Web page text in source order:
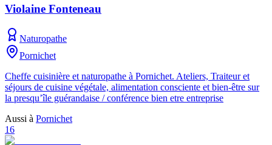
Violaine Fonteneau
Naturopathe
Pornichet
Cheffe cuisinière et naturopathe à Pornichet. Ateliers, Traiteur et
séjours de cuisine végétale, alimentation consciente et bien-être sur
la presqu’île guérandaise / conférence bien etre entreprise
Aussi à Pornichet
16